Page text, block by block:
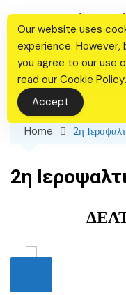
content
Ιερός
Home 2η
2η
Our website uses
experience.
you agree to our use
read our Cookie Policy.
Accept